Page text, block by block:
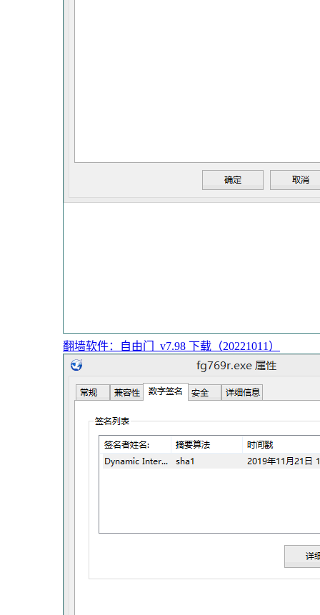
翻墙软件：自由门_v7.98 下载（20221011）